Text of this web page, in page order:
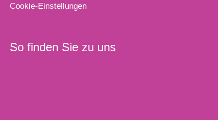
Cookie-Einstellungen
So finden Sie zu uns